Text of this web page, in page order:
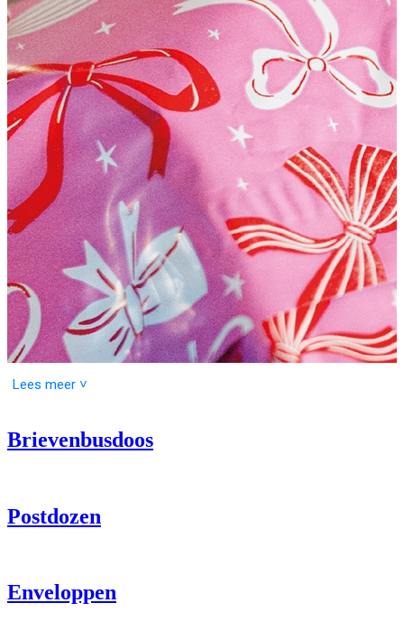
belangrijke stap. Je wilt natuurlijk dat wat je ook verstuurt veilig
aankomt, en dat het er ook nog eens goed uitziet. Of je nu een leuk
Lees meer ˅
Brievenbusdoos
Postdozen
Enveloppen